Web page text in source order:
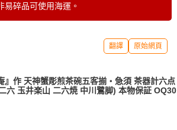
易碎品可使用海運。
翻譯 原始網頁
』作 天神蟹彫煎茶碗五客揃・急須 茶器計六点
六 玉井楽山 二六焼 中川鷺脚) 本物保証 OQ30